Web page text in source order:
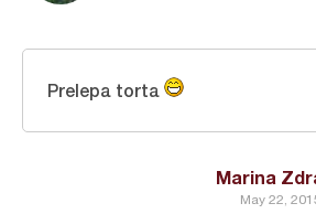
Marina
May 22,
Prelepa torta